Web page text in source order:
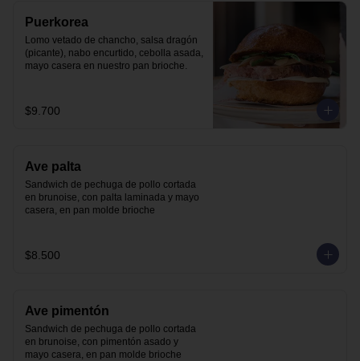
Puerkorea
Lomo vetado de chancho, salsa dragón
(picante), nabo encurtido, cebolla asada,
mayo casera en nuestro pan brioche.
$9.700
Ave palta
Sandwich de pechuga de pollo cortada
en brunoise, con palta laminada y mayo
casera, en pan molde brioche
$8.500
Ave pimentón
Sandwich de pechuga de pollo cortada
en brunoise, con pimentón asado y
mayo casera, en pan molde brioche